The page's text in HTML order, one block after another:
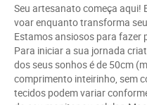
Seu artesanato começa aqui!
voar enquanto transforma
Estamos ansiosos para
Para iniciar a sua jornada
dos seus sonhos é de 50cm
comprimento inteirinho, sem
tecidos podem variar